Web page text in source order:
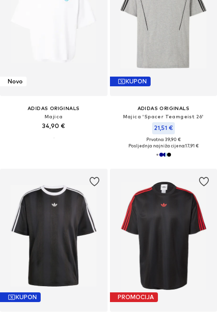
Novo
ADIDAS ORIGINALS
Majica
34,90 €
KUPON
ADIDAS ORIGINALS
Majica 'Spacer Teamgeist 26'
21,51 €
Prvotno: 39,90 €
Posljednja najniža cijena:17,91 €
KUPON PROMOCIJA